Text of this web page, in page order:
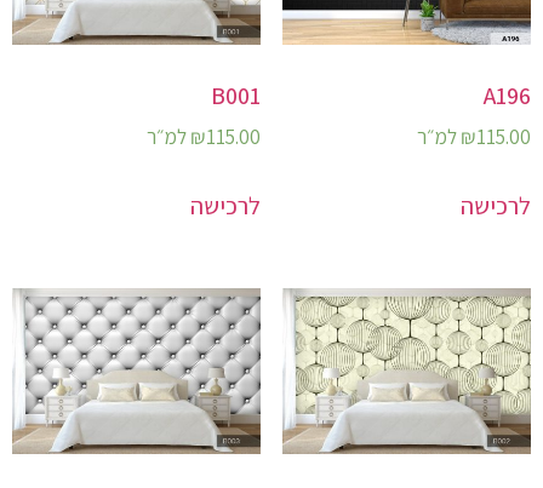
A196
₪115.00 למ״ר
לרכישה
B001
₪115.00 למ״ר
לרכישה